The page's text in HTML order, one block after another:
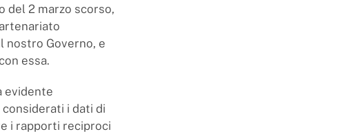
del 2 marzo scorso,
nostro Governo, e
essa.
evidente
considerati i dati di
i rapporti reciproci